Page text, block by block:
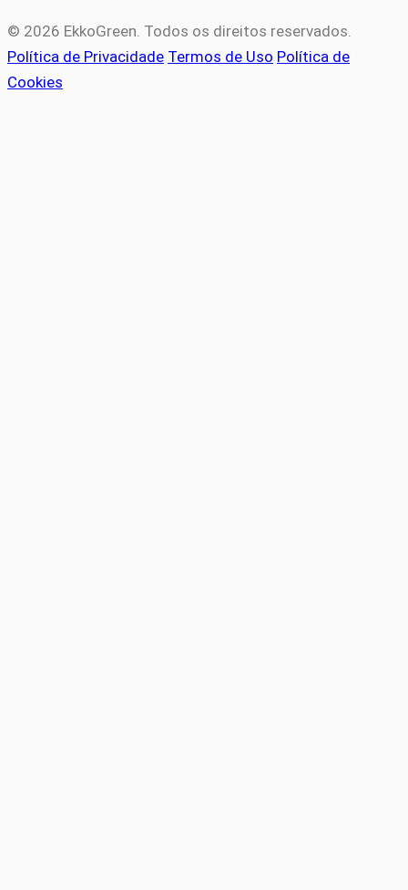
© 2026 EkkoGreen. Todos os direitos reservados.
Política de Privacidade Termos de Uso Política de
Cookies